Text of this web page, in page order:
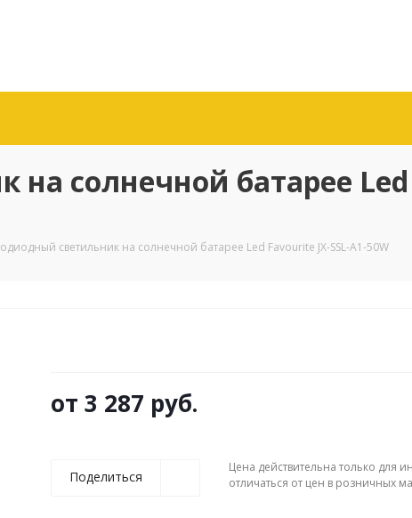
солнечной батарее Led
светильник на солнечной батарее Led Favourite JX-SSL-A1-50W
от 3 287 руб.
Поделиться
Цена действительна только для
отличаться от цен в розничных